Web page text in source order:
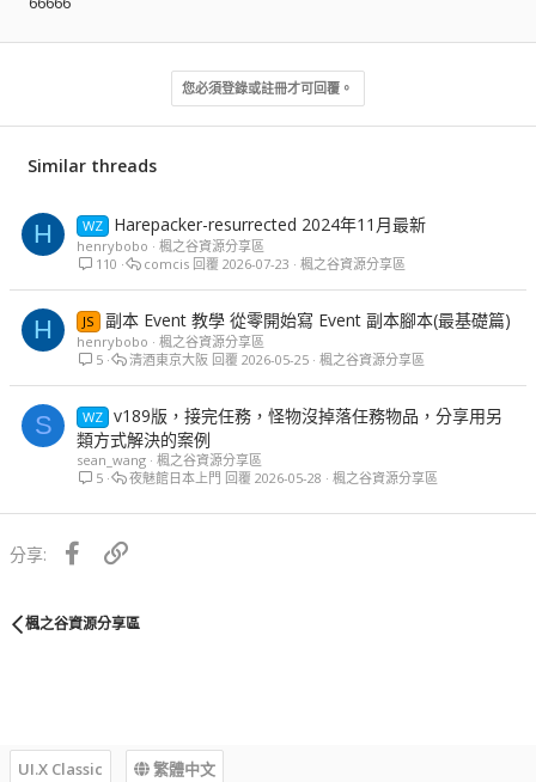
您必須登錄或註冊才可回覆。
Similar threads
H WZ Harepacker-resurrected 2024年11月最新
henrybobo
楓之谷資源分享區
110
楓之谷資源分享區
2026-07-23
comcis
H JS 副本 Event 教學 從零開始寫 Event 副本腳本(最基礎篇)
henrybobo
楓之谷資源分享區
5
楓之谷資源分享區
2026-05-25
清酒東京大阪
S WZ
v189版，接完任務，怪物沒掉落任務物品，分享用另
類方式解決的案例
sean_wang 楓之谷資源分享區
5
楓之谷資源分享區
2026-05-28
夜魅館日本上門
分享: Facebook
楓之谷資源分享區
UI.X Classic 繁體中文